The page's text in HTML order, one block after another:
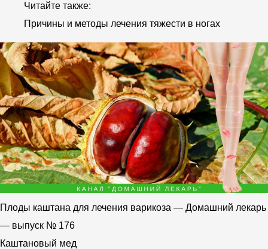
Читайте также:
Причины и методы лечения тяжести в ногах
Плоды каштана для лечения варикоза — Домашний лекарь
— выпуск № 176
Каштановый мед